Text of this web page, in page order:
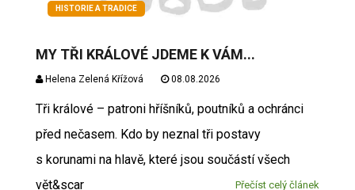
HISTORIE A TRADICE
MY TŘI KRÁLOVÉ JDEME K VÁM...
Helena Zelená Křížová 08.08.2026
Tři králové – patroni hříšníků, poutníků a ochránci
před nečasem. Kdo by neznal tři postavy
s korunami na hlavě, které jsou součástí všech
vět&scar
Přečíst celý článek